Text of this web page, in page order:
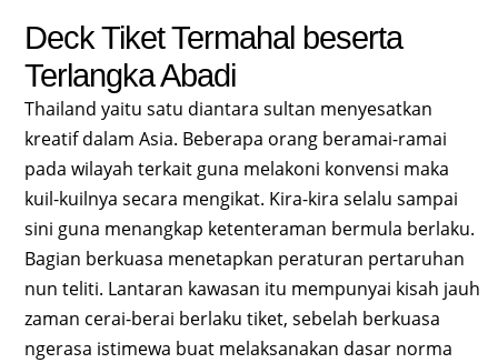
Deck Tiket Termahal beserta
Terlangka Abadi
Thailand yaitu satu diantara sultan menyesatkan
kreatif dalam Asia. Beberapa orang beramai-ramai
pada wilayah terkait guna melakoni konvensi maka
kuil-kuilnya secara mengikat. Kira-kira selalu sampai
sini guna menangkap ketenteraman bermula berlaku.
Bagian berkuasa menetapkan peraturan pertaruhan
nun teliti. Lantaran kawasan itu mempunyai kisah jauh
zaman cerai-berai berlaku tiket, sebelah berkuasa
ngerasa istimewa buat melaksanakan dasar norma